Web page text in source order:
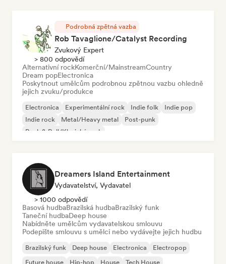
Podrobná zpětná vazba
Rob Tavaglione/Catalyst Recording
Zvukový Expert
> 800 odpovědí
Alternativní rockKomerční/MainstreamCountry
Dream popElectronica
Poskytnout umělcům podrobnou zpětnou vazbu ohledně
jejich zvuku/produkce
Electronica Experimentální rock Indie folk
Indie pop
Indie rock
Metal/Heavy metal
Post-punk
Rock & Roll/Klasický rock
Dreamers Island Entertainment
Vydavatelství, Vydavatel
> 1000 odpovědí
Basová hudbaBrazilská hudbaBrazilský funk
Taneční hudbaDeep house
Nabídněte umělcům vydavatelskou smlouvu
Podepište smlouvu s umělci nebo vydávejte jejich hudbu
Brazilský funk Deep house Electronica
Electropop
Future house
Hip-hop House Tech House